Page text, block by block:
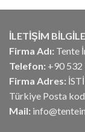
İLETİŞİM
Firma Adı: Tente
Telefon: +90 532
Firma Adres:
Türkiye Posta
Mail: